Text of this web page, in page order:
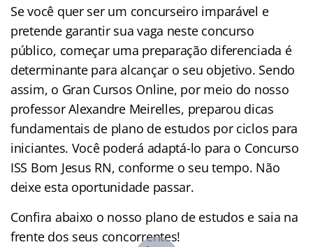
Se você quer ser um concurseiro imparável e
pretende garantir sua vaga neste concurso
público, começar uma preparação diferenciada é
determinante para alcançar o seu objetivo. Sendo
assim, o Gran Cursos Online, por meio do nosso
professor Alexandre Meirelles, preparou dicas
fundamentais de plano de estudos por ciclos para
iniciantes. Você poderá adaptá-lo para o Concurso
ISS Bom Jesus RN, conforme o seu tempo. Não
deixe esta oportunidade passar.
Confira abaixo o nosso plano de estudos e saia na
frente dos seus concorrentes!